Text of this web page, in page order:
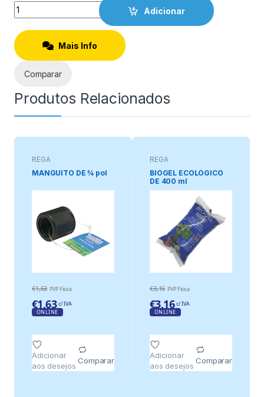
Quantity
Adicionar
Mais Info
Comparar
Produtos Relacionados
REGA
MANGUITO DE ¾ pol
€1,63 PVP Física
€1,63 c/ IVA
ONLINE
Adicionar
aos desejos
Comparar
REGA
BIOGEL ECOLÓGICO
DE 400 ml
€3,16 PVP Física
€3,16 c/ IVA
ONLINE
Adicionar
aos desejos
Comparar